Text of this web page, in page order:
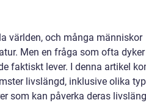
världen, och många människor
Men en fråga som ofta
faktiskt lever. I denna artikel
livslängd, inklusive olika
som kan påverka deras